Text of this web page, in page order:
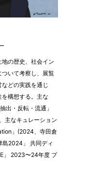
の歴史、社会イン
いて考察し、展覧
どの実践を通じ
構想する。主な
出・反転・流通」
主なキュレーション
」(2024、寺田倉
島2024」 共同ディ
」 2023〜24年度 プ